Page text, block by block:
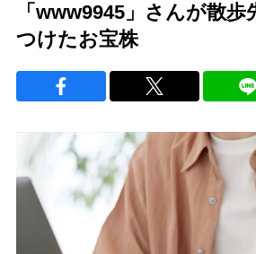
「www9945」さんが散
つけたお宝株